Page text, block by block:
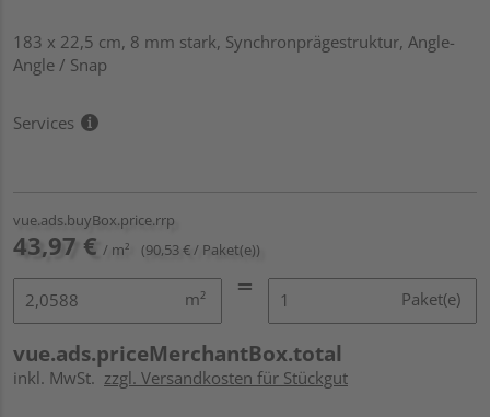
183 x 22,5 cm, 8 mm stark, Synchronprägestruktur, Angle-
Angle / Snap
Services
vue.ads.buyBox.price.rrp
43,97 € / m² (90,53 € / Paket(e))
m² Paket(e)
vue.ads.priceMerchantBox.total
inkl. MwSt. zzgl. Versandkosten für Stückgut